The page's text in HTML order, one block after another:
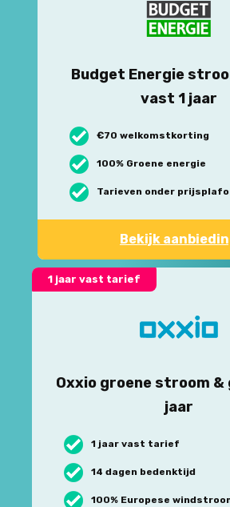
Budget Energie
vast 1 jaar
€70 welkomstkorting
100% Groene energie
Tarieven onder
Bekijk
1 jaar vast tarief
Oxxio groene stroom &
jaar
1 jaar vast tarief
14 dagen bedenktijd
100% Europese